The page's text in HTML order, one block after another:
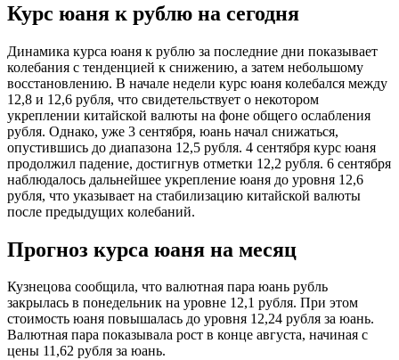
Курс юаня к рублю на сегодня
Динамика курса юаня к рублю за последние дни показывает
колебания с тенденцией к снижению, а затем небольшому
восстановлению. В начале недели курс юаня колебался между
12,8 и 12,6 рубля, что свидетельствует о некотором
укреплении китайской валюты на фоне общего ослабления
рубля. Однако, уже 3 сентября, юань начал снижаться,
опустившись до диапазона 12,5 рубля. 4 сентября курс юаня
продолжил падение, достигнув отметки 12,2 рубля. 6 сентября
наблюдалось дальнейшее укрепление юаня до уровня 12,6
рубля, что указывает на стабилизацию китайской валюты
после предыдущих колебаний.
Прогноз курса юаня на месяц
Кузнецова сообщила, что валютная пара юань рубль
закрылась в понедельник на уровне 12,1 рубля. При этом
стоимость юаня повышалась до уровня 12,24 рубля за юань.
Валютная пара показывала рост в конце августа, начиная с
цены 11,62 рубля за юань.